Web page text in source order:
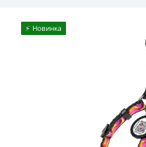
⚡️ Новинка